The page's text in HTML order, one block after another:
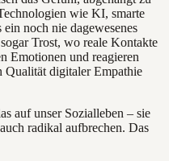
wie KI, smarte
noch nie dagewesenes
Trost, wo reale Kontakte
Emotionen und reagieren
Qualität digitaler Empathie
auf unser Sozialleben – sie
radikal aufbrechen. Das